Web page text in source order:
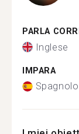
PARLA
Inglese
IMPARA
Spagnolo